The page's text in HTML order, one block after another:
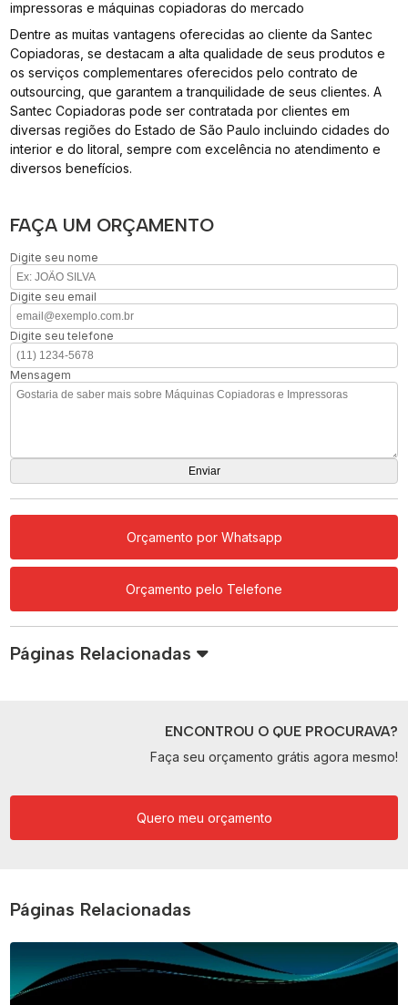
impressoras e máquinas copiadoras do mercado
Dentre as muitas vantagens oferecidas ao cliente da Santec
Copiadoras, se destacam a alta qualidade de seus produtos e
os serviços complementares oferecidos pelo contrato de
outsourcing, que garantem a tranquilidade de seus clientes. A
Santec Copiadoras pode ser contratada por clientes em
diversas regiões do Estado de São Paulo incluindo cidades do
interior e do litoral, sempre com excelência no atendimento e
diversos benefícios.
FAÇA UM ORÇAMENTO
Digite seu nome
Digite seu email
Digite seu telefone
Mensagem
Orçamento por Whatsapp
Orçamento pelo Telefone
Páginas Relacionadas
ENCONTROU O QUE PROCURAVA?
Faça seu orçamento grátis agora mesmo!
Quero meu orçamento
Páginas Relacionadas